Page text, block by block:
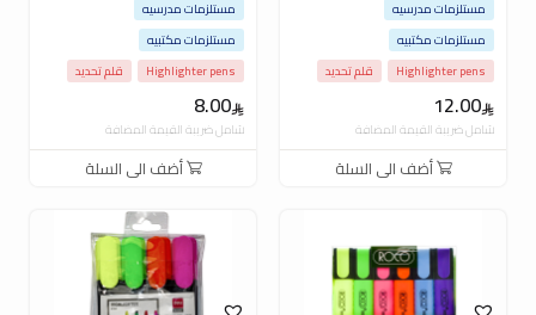
12.00
مستلزمات مدرسيه
مستلزمات مكتبيه
Highlighter pens
قلم تحديد
شامل ضريبة القيمة المضافة
أضف الى السلة
8.00
مستلزمات مدرسيه
مستلزمات مكتبيه
Highlighter pens
قلم تحديد
شامل ضريبة القيمة المضافة
أضف الى السلة